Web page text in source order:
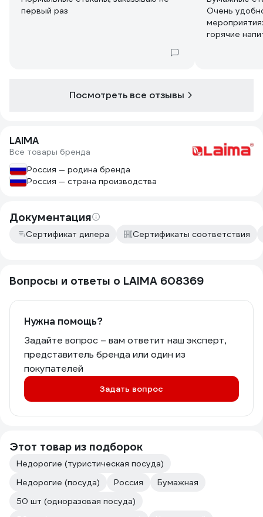
первый раз
Очень
горячие
Посмотреть все отзывы
LAIMA
Все товары бренда
Россия — родина бренда
Россия — страна производства
Документация
Сертификат дилера Сертификаты соответствия
Вопросы и ответы о LAIMA 608369
Нужна помощь?
Задайте вопрос – вам ответит наш эксперт,
представитель бренда или один из
покупателей
Задать вопрос
Этот товар из подборок
Недорогие (туристическая посуда)
Недорогие (посуда)
Россия
Бумажная
50 шт (одноразовая посуда)